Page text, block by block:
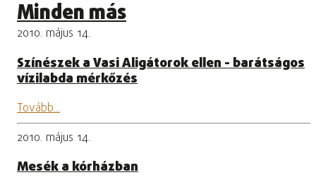
Minden más
2010. május 14.
Színészek a Vasi Aligátorok ellen - barátságos
vízilabda mérkőzés
Tovább...
2010. május 14.
Mesék a kórházban